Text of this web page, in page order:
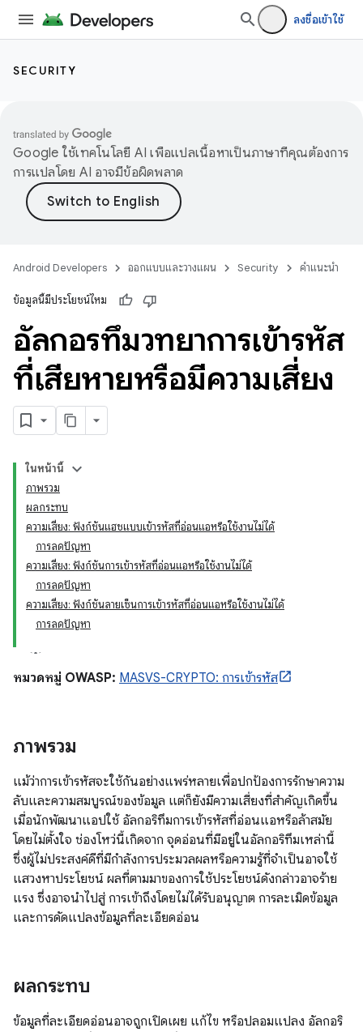
ลงชื่อเข้าใช้
SECURITY
Google ใช้เทคโนโลยี AI เพื่อแปลเนื้อหาเป็นภาษาที่คุณต้องการ
การแปลโดย AI อาจมีข้อผิดพลาด
Android Developers ออกแบบและวางแผน Security คำแนะนำ
ข้อมูลนี้มีประโยชน์ไหม
อัลกอริทึมวิทยาการเข้ารหัส
ที่เสียหายหรือมีความเสี่ยง
ในหน้านี้
ภาพรวม
ผลกระทบ
ความเสี่ยง: ฟังก์ชันแฮชแบบเข้ารหัสที่อ่อนแอหรือใช้งานไม่ได้
การลดปัญหา
ความเสี่ยง: ฟังก์ชันการเข้ารหัสที่อ่อนแอหรือใช้งานไม่ได้
การลดปัญหา
ความเสี่ยง: ฟังก์ชันลายเซ็นการเข้ารหัสที่อ่อนแอหรือใช้งานไม่ได้
การลดปัญหา
หมวดหมู่ OWASP: MASVS-CRYPTO: การเข้ารหัส
ภาพรวม
แม้ว่าการเข้ารหัสจะใช้กันอย่างแพร่หลายเพื่อปกป้องการรักษาความ
ลับและความสมบูรณ์ของข้อมูล แต่ก็ยังมีความเสี่ยงที่สำคัญเกิดขึ้น
เมื่อนักพัฒนาแอปใช้ อัลกอริทึมการเข้ารหัสที่อ่อนแอหรือล้าสมัย
โดยไม่ตั้งใจ ช่องโหว่นี้เกิดจาก จุดอ่อนที่มีอยู่ในอัลกอริทึมเหล่านี้
ซึ่งผู้ไม่ประสงค์ดีที่มีกำลังการประมวลผลหรือความรู้ที่จำเป็นอาจใช้
แสวงหาประโยชน์ ผลที่ตามมาของการใช้ประโยชน์ดังกล่าวอาจร้าย
แรง ซึ่งอาจนำไปสู่ การเข้าถึงโดยไม่ได้รับอนุญาต การละเมิดข้อมูล
และการดัดแปลงข้อมูลที่ละเอียดอ่อน
ผลกระทบ
ข้อมูลที่ละเอียดอ่อนอาจถูกเปิดเผย แก้ไข หรือปลอมแปลง อัลกอริ